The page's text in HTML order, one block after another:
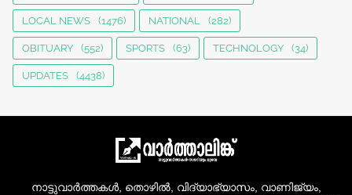
LOCAL NEWS (1476) NATIONAL (282)
OBITUARY (552) SPORTS (63) TECHNOLOGY (34)
UPDATES (4438)
നാട്ടുവാർത്തകൾ, തൊഴിൽ, വിദ്യാഭ്യാസം, വാണിജ്യം,